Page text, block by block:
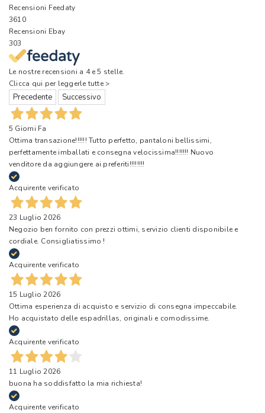
Recensioni Feedaty
3610
Recensioni Ebay
303
Le nostre recensioni a 4 e 5 stelle.
Clicca qui per leggerle tutte >
Precedente Successivo
5 Giorni Fa
Ottima transazione!!!!!! Tutto perfetto, pantaloni bellissimi,
perfettamente imballati e consegna velocissima!!!!!!! Nuovo
venditore da aggiungere ai preferiti!!!!!!!!
Acquirente verificato
23 Luglio 2026
Negozio ben fornito con prezzi ottimi, servizio clienti disponibile e
cordiale. Consigliatissimo !
Acquirente verificato
15 Luglio 2026
Ottima esperienza di acquisto e servizio di consegna impeccabile.
Ho acquistato delle espadrillas, originali e comodissime.
Acquirente verificato
11 Luglio 2026
buona ha soddisfatto la mia richiesta!
Acquirente verificato